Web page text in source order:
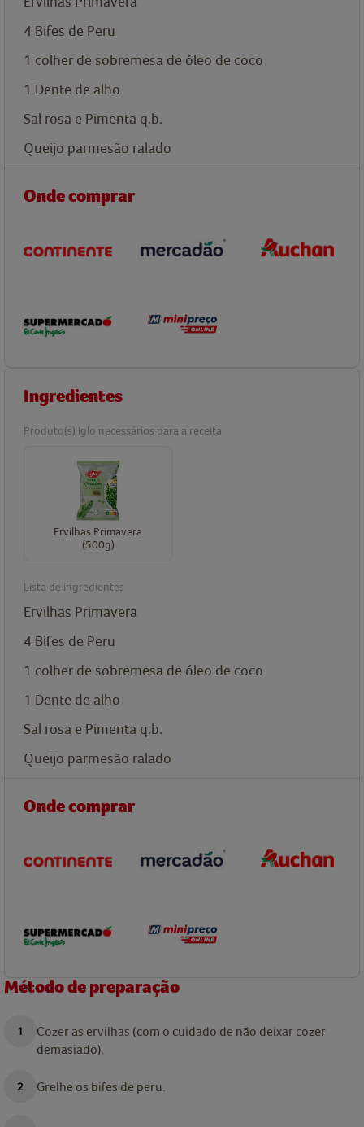
4 Bifes de Peru
1 colher de sobremesa de óleo de coco
1 Dente de alho
Sal rosa e Pimenta q.b.
Queijo parmesão ralado
Onde comprar
Ingredientes
Produto(s) Iglo necessários para a receita
Ervilhas Primavera
(500g)
Lista de ingredientes
Ervilhas Primavera
4 Bifes de Peru
1 colher de sobremesa de óleo de coco
1 Dente de alho
Sal rosa e Pimenta q.b.
Queijo parmesão ralado
Onde comprar
Método de preparação
Cozer as ervilhas (com o cuidado de não deixar cozer
demasiado).
Grelhe os bifes de peru.